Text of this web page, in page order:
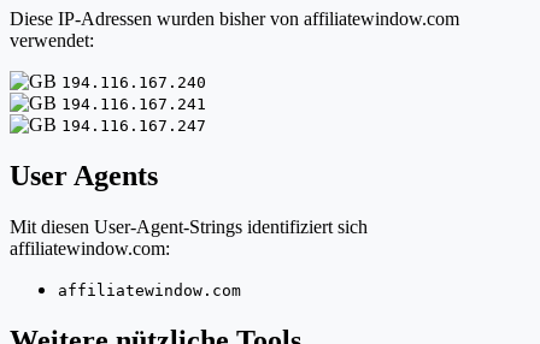
Diese IP-Adressen wurden bisher von affiliatewindow.com
verwendet:
194.116.167.240
194.116.167.241
194.116.167.247
User Agents
Mit diesen User-Agent-Strings identifiziert sich
affiliatewindow.com:
affiliatewindow.com